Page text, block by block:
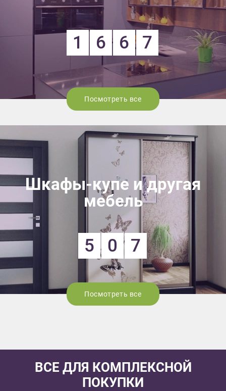
1 6 6 7
Посмотреть все
Шкафы-купе и другая
мебель
5 0 7
Посмотреть все
ВСЕ ДЛЯ КОМПЛЕКСНОЙ
ПОКУПКИ